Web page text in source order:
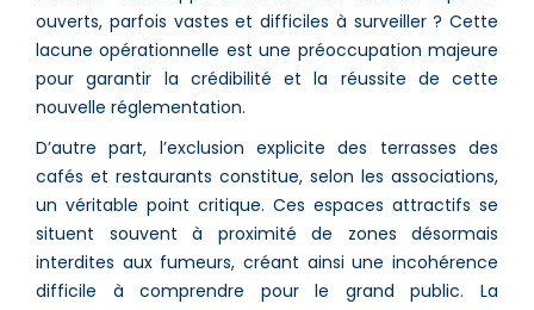
ouverts, parfois vastes et difficiles à surveiller ? Cette
lacune opérationnelle est une préoccupation majeure
pour garantir la crédibilité et la réussite de cette
nouvelle réglementation.
D’autre part, l’exclusion explicite des terrasses des
cafés et restaurants constitue, selon les associations,
un véritable point critique. Ces espaces attractifs se
situent souvent à proximité de zones désormais
interdites aux fumeurs, créant ainsi une incohérence
difficile à comprendre pour le grand public. La